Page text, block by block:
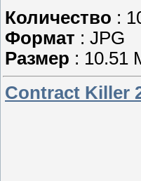
Количество :
Формат : JPG
Размер : 10.51
Contract Killer